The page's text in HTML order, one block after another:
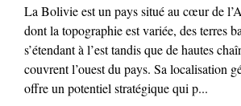
La Bolivie est un pays situé au cœur de
dont la topographie est variée, des terres
s’étendant à l’est tandis que de hautes
couvrent l’ouest du pays. Sa localisation
offre un potentiel stratégique qui p...